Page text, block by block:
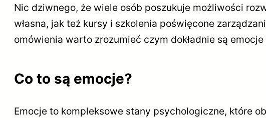
Nic dziwnego, że wiele osób poszukuje możliwości
własna, jak też kursy i szkolenia poświęcone
omówienia warto zrozumieć czym dokładnie są
Co to są emocje?
Emocje to kompleksowe stany psychologiczne, które